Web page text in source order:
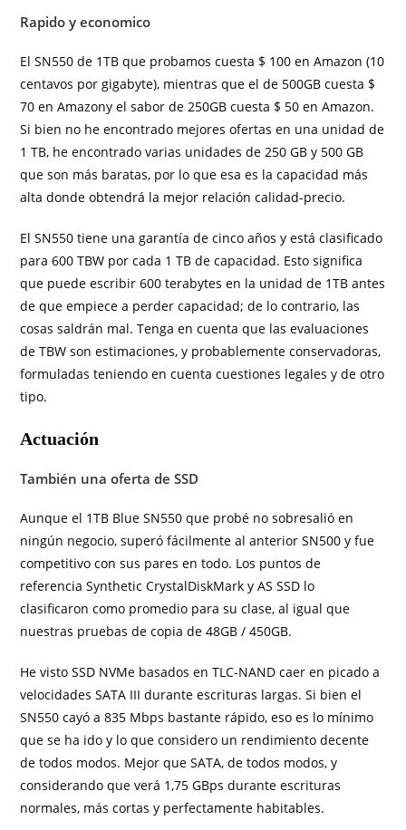
Rapido y economico
El SN550 de 1TB que probamos cuesta $ 100 en Amazon (10
centavos por gigabyte), mientras que el de 500GB cuesta $
70 en Amazony el sabor de 250GB cuesta $ 50 en Amazon.
Si bien no he encontrado mejores ofertas en una unidad de
1 TB, he encontrado varias unidades de 250 GB y 500 GB
que son más baratas, por lo que esa es la capacidad más
alta donde obtendrá la mejor relación calidad-precio.
El SN550 tiene una garantía de cinco años y está clasificado
para 600 TBW por cada 1 TB de capacidad. Esto significa
que puede escribir 600 terabytes en la unidad de 1TB antes
de que empiece a perder capacidad; de lo contrario, las
cosas saldrán mal. Tenga en cuenta que las evaluaciones
de TBW son estimaciones, y probablemente conservadoras,
formuladas teniendo en cuenta cuestiones legales y de otro
tipo.
Actuación
También una oferta de SSD
Aunque el 1TB Blue SN550 que probé no sobresalió en
ningún negocio, superó fácilmente al anterior SN500 y fue
competitivo con sus pares en todo. Los puntos de
referencia Synthetic CrystalDiskMark y AS SSD lo
clasificaron como promedio para su clase, al igual que
nuestras pruebas de copia de 48GB / 450GB.
He visto SSD NVMe basados ​​en TLC-NAND caer en picado a
velocidades SATA III durante escrituras largas. Si bien el
SN550 cayó a 835 Mbps bastante rápido, eso es lo mínimo
que se ha ido y lo que considero un rendimiento decente
de todos modos. Mejor que SATA, de todos modos, y
considerando que verá 1,75 GBps durante escrituras
normales, más cortas y perfectamente habitables.